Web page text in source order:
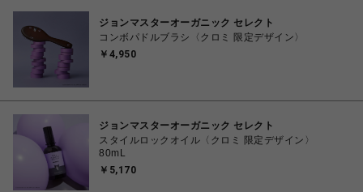
ジョンマスターオーガニック セレクト
コンボパドルブラシ〈クロミ 限定デザイン〉
￥4,950
ジョンマスターオーガニック セレクト
スタイルロックオイル〈クロミ 限定デザイン〉
80mL
￥5,170